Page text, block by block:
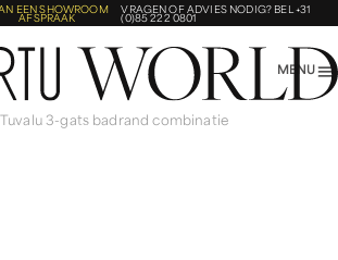
EEN SHOWROOM
AFSPRAAK
VRAGEN OF ADVIES NODIG? BEL +31
(0)85 222 0801
MENU
Tuvalu 3-gats badrand combinatie